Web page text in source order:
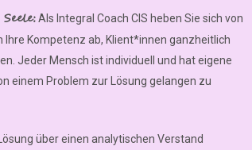
Als Integral Coach CIS heben Sie sich von
Kompetenz ab, Klient*innen ganzheitlich
Jeder Mensch ist individuell und hat eigene
einem Problem zur Lösung gelangen zu
über einen analytischen Verstand